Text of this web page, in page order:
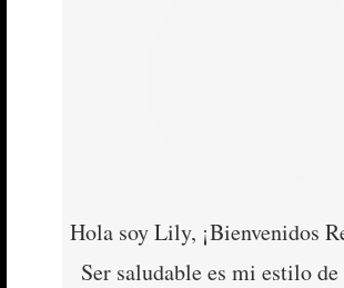
Hola soy Lily, ¡Bienvenidos
Ser saludable es mi estilo